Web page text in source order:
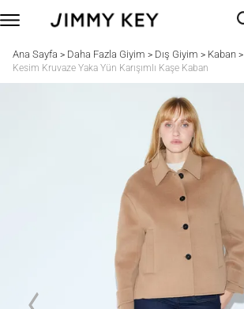
Ana Sayfa > Daha Fazla Giyim > Dış Giyim > Kaban>
Kesim Kruvaze Yaka Yün Karışımlı Kaşe Kaban